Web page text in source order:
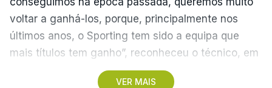
VER MAIS
voltar a ganhá-los, porque, principalmente nos
últimos anos, o Sporting tem sido a equipa que
mais títulos tem ganho”, reconheceu o técnico, em